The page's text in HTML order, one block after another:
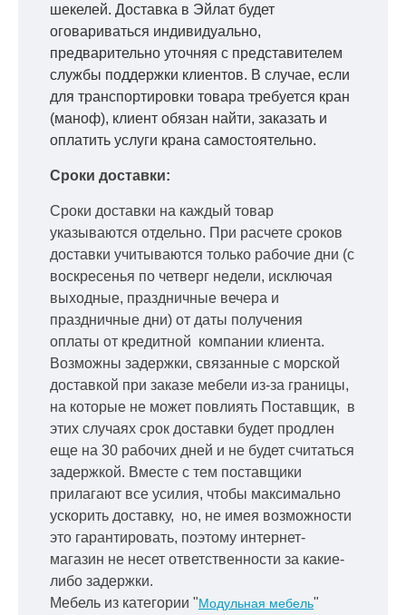
шекелей. Доставка в Эйлат будет
оговариваться индивидуально,
предварительно уточняя с представителем
службы поддержки клиентов. В случае, если
для транспортировки товара требуется кран
(маноф), клиент обязан найти, заказать и
оплатить услуги крана самостоятельно.
Сроки доставки:
Сроки доставки на каждый товар
указываются отдельно. При расчете сроков
доставки учитываются только рабочие дни (с
воскресенья по четверг недели, исключая
выходные, праздничные вечера и
праздничные дни) от даты получения
оплаты от кредитной компании клиента.
Возможны задержки, связанные с морской
доставкой при заказе мебели из-за границы,
на которые не может повлиять Поставщик, в
этих случаях срок доставки будет продлен
еще на 30 рабочих дней и не будет считаться
задержкой. Вместе с тем поставщики
прилагают все усилия, чтобы максимально
ускорить доставку, но, не имея возможности
это гарантировать, поэтому интернет-
магазин не несет ответственности за какие-
либо задержки.
Мебель из категории "Модульная мебель"